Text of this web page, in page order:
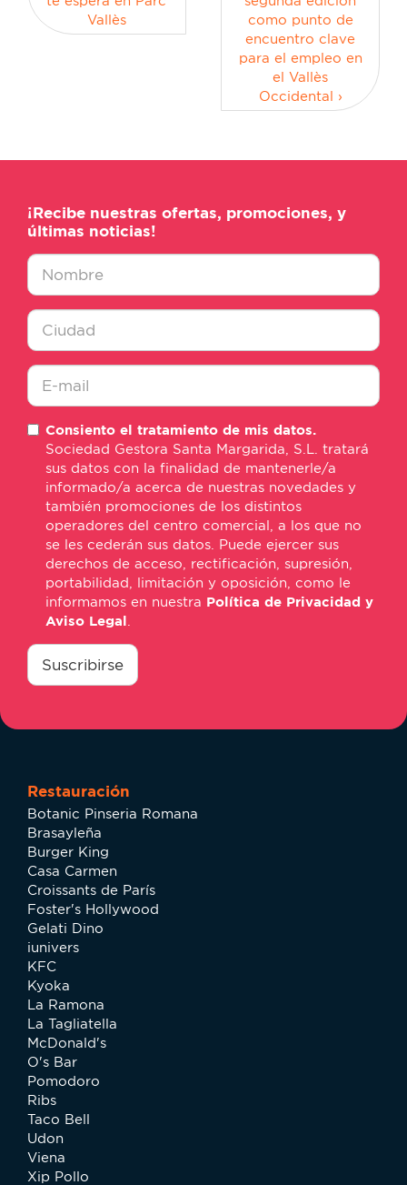
Vallès
como punto de
encuentro clave
para el empleo en
el Vallès
Occidental ›
¡Recibe nuestras ofertas, promociones, y
últimas noticias!
Nombre
Ciudad
mail
Consiento el tratamiento de mis datos.
Sociedad Gestora Santa Margarida, S.L. tratará
sus datos con la finalidad de mantenerle/a
informado/a acerca de nuestras novedades y
también promociones de los distintos
operadores del centro comercial, a los que no
se les cederán sus datos. Puede ejercer sus
derechos de acceso, rectificación, supresión,
portabilidad, limitación y oposición, como le
informamos en nuestra Política de Privacidad y
Aviso Legal
consentimiento
Suscribirse
Restauración
Botanic Pinseria Romana
Brasayleña
Burger King
Casa Carmen
Croissants de París
Foster's Hollywood
Gelati Dino
iunivers
KFC
Kyoka
La Ramona
La Tagliatella
McDonald's
O's Bar
Pomodoro
Ribs
Taco Bell
Udon
Viena
Xip Pollo